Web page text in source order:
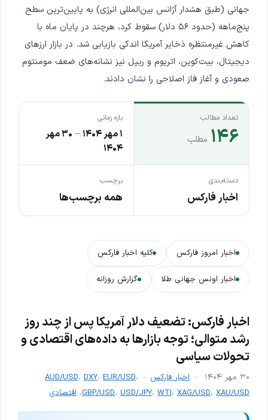
جهانی (طبق هشدار آژانس بین‌المللی انرژی) به پایین‌ترین سطح
پنج‌ماهه (حدود ۵۶ دلار) سقوط کرد، هرچند در پایان ماه با
کاهش غیرمنتظره ذخایر آمریکا اندکی بازیابی شد. در بازار ارزهای
دیجیتال، بیت‌کوین، اتریوم و ریپل نیز نشانه‌های ضعف مومنتوم
صعودی و آغاز فاز اصلاحی را نشان دادند.
تعداد مطالب
۱۴۶ مطلب
بازه زمانی
۱ مهر ۱۴۰۴ –
۳۰ مهر
۱۴۰۴
دسته‌بندی
اخبار فارکس
برچسب
همه برچسب‌ها
اخبار امروز فارکس کلیه اخبار فارکس
اخبار اونس جهانی طلا گزارش روزانه
اخبار فارکس: تضعیف دلار آمریکا پس از چند روز
رشد متوالی؛ توجه بازارها به داده‌های اقتصادی و
تحولات سیاسی
۳۰ مهر ۱۴۰۴ اخبار فارکس AUD/USD، DXY، EUR/USD،
GBP/USD، USD/JPY، WTI، XAG/USD، XAU/USD ، اقتصادی